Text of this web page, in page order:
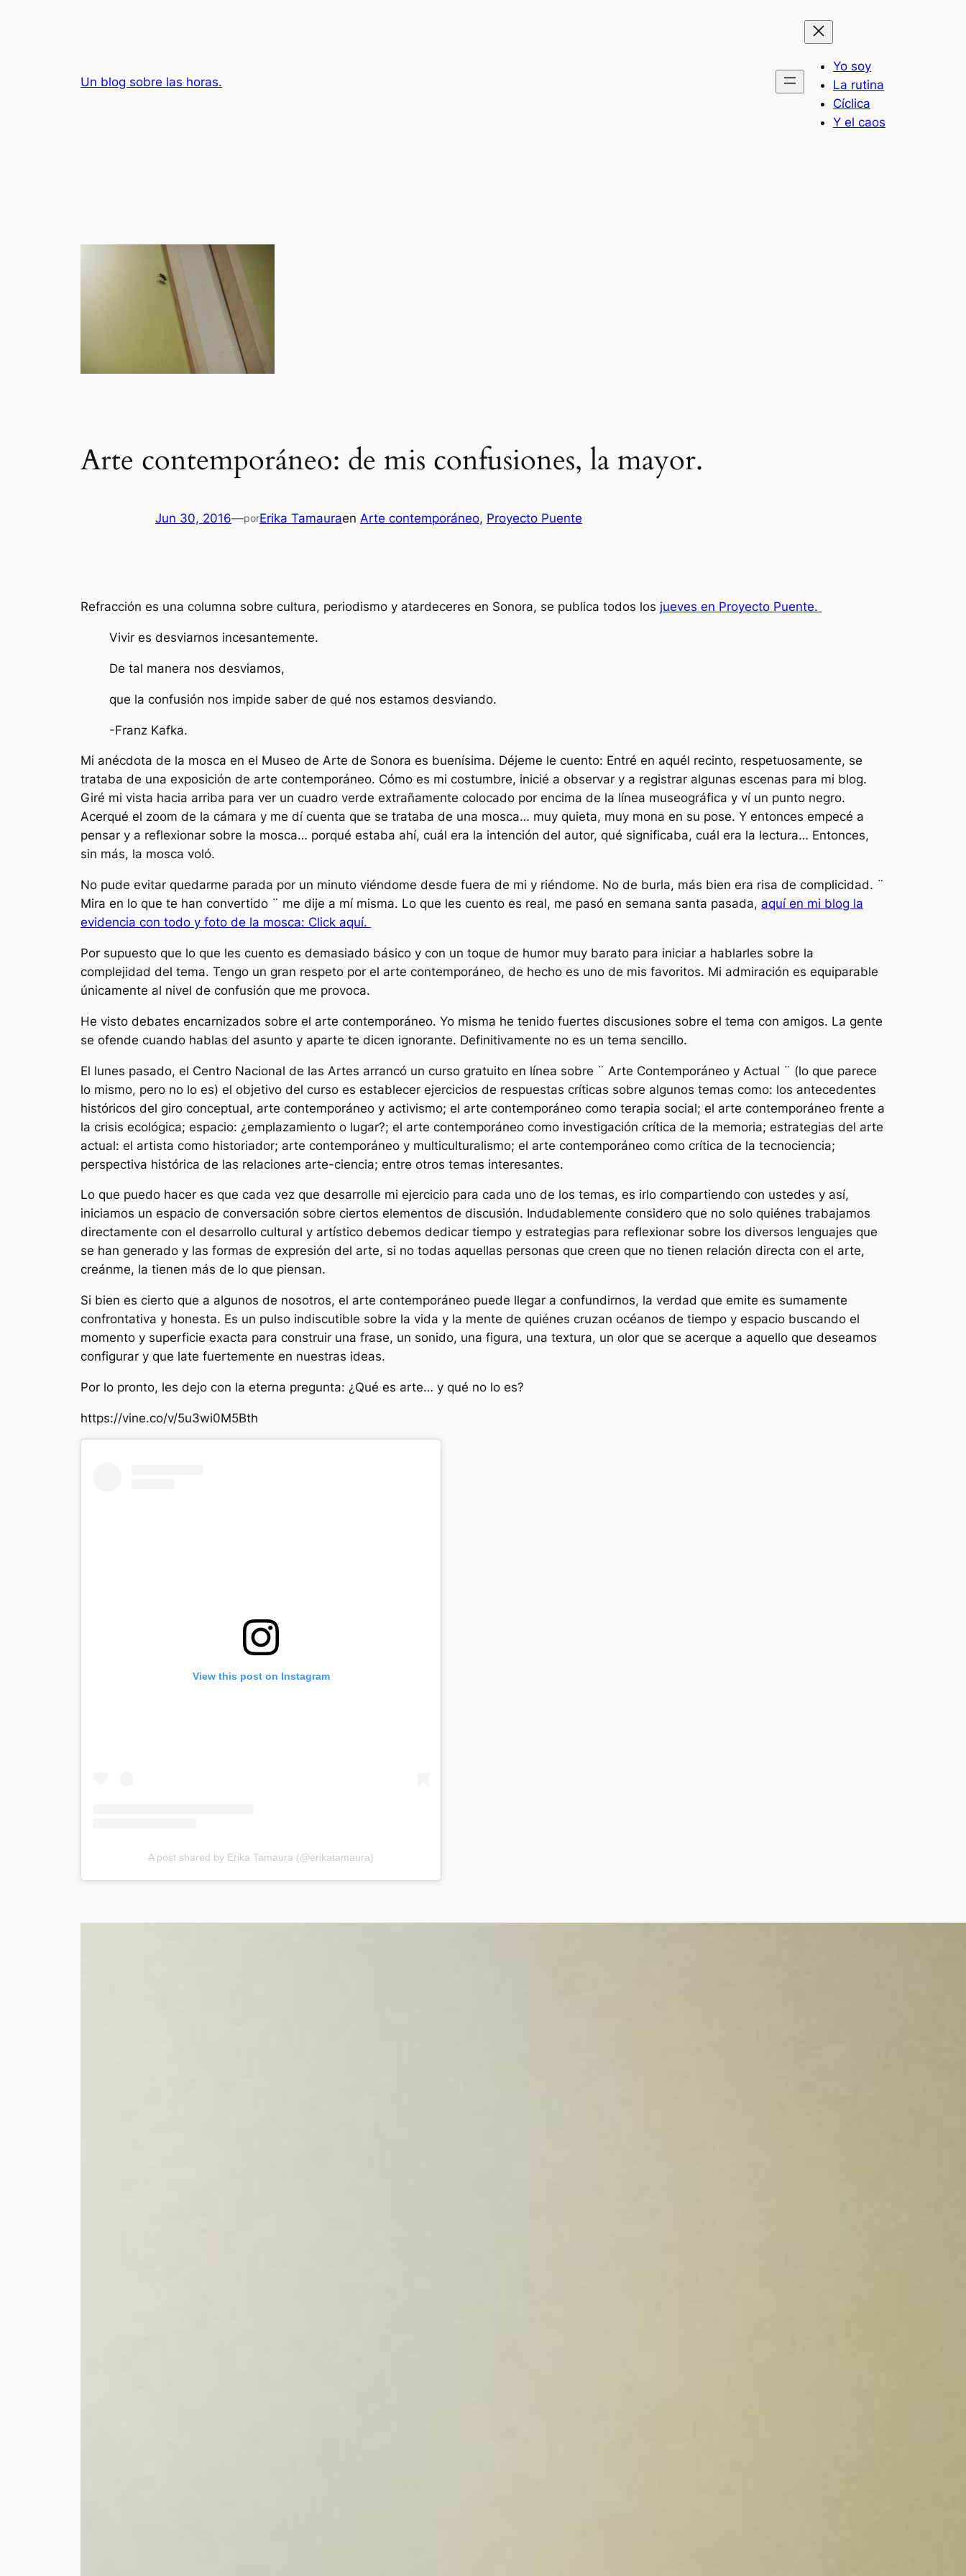
Un blog sobre las horas.
Yo soy
La rutina
Cíclica
Y el caos
Arte contemporáneo: de mis confusiones, la mayor.
Jun 30, 2016—porErika Tamauraen Arte contemporáneo, Proyecto Puente
Refracción es una columna sobre cultura, periodismo y atardeceres en Sonora, se publica todos los jueves en Proyecto Puente.
Vivir es desviarnos incesantemente.
De tal manera nos desviamos,
que la confusión nos impide saber de qué nos estamos desviando.
-Franz Kafka.
Mi anécdota de la mosca en el Museo de Arte de Sonora es buenísima. Déjeme le cuento: Entré en aquél recinto, respetuosamente, se
trataba de una exposición de arte contemporáneo. Cómo es mi costumbre, inicié a observar y a registrar algunas escenas para mi blog.
Giré mi vista hacia arriba para ver un cuadro verde extrañamente colocado por encima de la línea museográfica y ví un punto negro.
Acerqué el zoom de la cámara y me dí cuenta que se trataba de una mosca… muy quieta, muy mona en su pose. Y entonces empecé a
pensar y a reflexionar sobre la mosca… porqué estaba ahí, cuál era la intención del autor, qué significaba, cuál era la lectura… Entonces,
sin más, la mosca voló.
No pude evitar quedarme parada por un minuto viéndome desde fuera de mi y riéndome. No de burla, más bien era risa de complicidad. ¨
Mira en lo que te han convertido ¨ me dije a mí misma. Lo que les cuento es real, me pasó en semana santa pasada, aquí en mi blog la
evidencia con todo y foto de la mosca: Click aquí.
Por supuesto que lo que les cuento es demasiado básico y con un toque de humor muy barato para iniciar a hablarles sobre la
complejidad del tema. Tengo un gran respeto por el arte contemporáneo, de hecho es uno de mis favoritos. Mi admiración es equiparable
únicamente al nivel de confusión que me provoca.
He visto debates encarnizados sobre el arte contemporáneo. Yo misma he tenido fuertes discusiones sobre el tema con amigos. La gente
se ofende cuando hablas del asunto y aparte te dicen ignorante. Definitivamente no es un tema sencillo.
El lunes pasado, el Centro Nacional de las Artes arrancó un curso gratuito en línea sobre ¨ Arte Contemporáneo y Actual ¨ (lo que parece
lo mismo, pero no lo es) el objetivo del curso es establecer ejercicios de respuestas críticas sobre algunos temas como: los antecedentes
históricos del giro conceptual, arte contemporáneo y activismo; el arte contemporáneo como terapia social; el arte contemporáneo frente a
la crisis ecológica; espacio: ¿emplazamiento o lugar?; el arte contemporáneo como investigación crítica de la memoria; estrategias del arte
actual: el artista como historiador; arte contemporáneo y multiculturalismo; el arte contemporáneo como crítica de la tecnociencia;
perspectiva histórica de las relaciones arte-ciencia; entre otros temas interesantes.
Lo que puedo hacer es que cada vez que desarrolle mi ejercicio para cada uno de los temas, es irlo compartiendo con ustedes y así,
iniciamos un espacio de conversación sobre ciertos elementos de discusión. Indudablemente considero que no solo quiénes trabajamos
directamente con el desarrollo cultural y artístico debemos dedicar tiempo y estrategias para reflexionar sobre los diversos lenguajes que
se han generado y las formas de expresión del arte, si no todas aquellas personas que creen que no tienen relación directa con el arte,
creánme, la tienen más de lo que piensan.
Si bien es cierto que a algunos de nosotros, el arte contemporáneo puede llegar a confundirnos, la verdad que emite es sumamente
confrontativa y honesta. Es un pulso indiscutible sobre la vida y la mente de quiénes cruzan océanos de tiempo y espacio buscando el
momento y superficie exacta para construir una frase, un sonido, una figura, una textura, un olor que se acerque a aquello que deseamos
configurar y que late fuertemente en nuestras ideas.
Por lo pronto, les dejo con la eterna pregunta: ¿Qué es arte… y qué no lo es?
https://vine.co/v/5u3wi0M5Bth
View this post on Instagram
A post shared by Erika Tamaura (@erikatamaura)